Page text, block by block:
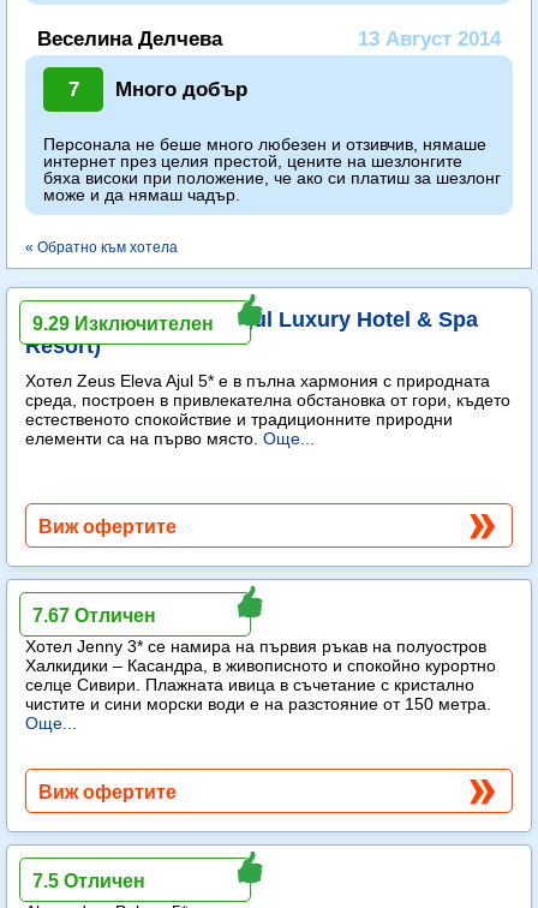
Веселина Делчева 13 Август 2014
7 Много добър
Персонала не беше много любезен и отзивчив, нямаше
интернет през целия престой, цените на шезлонгите
бяха високи при положение, че ако си платиш за шезлонг
може и да нямаш чадър.
« Обратно към хотела
Zeus Eleva Ajul (ex. Ajul Luxury Hotel & Spa
Resort)
Хотел Zeus Eleva Ajul 5* е в пълна хармония с природната
среда, построен в привлекателна обстановка от гори, където
естественото спокойствие и традиционните природни
елементи са на първо място. Още...
9.29 Изключителен
Виж офертите
Jenny
Хотел Jenny 3* се намира на първия ръкав на полуостров
Халкидики – Касандра, в живописното и спокойно курортно
селце Сивири. Плажната ивица в съчетание с кристално
чистите и сини морски води е на разстояние от 150 метра.
Още...
7.67 Отличен
Виж офертите
Alexandros Palace
7.5 Отличен